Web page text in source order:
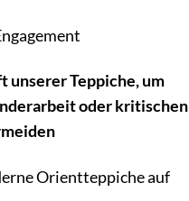
unserer Teppiche, um
oder kritischen
Orientteppiche auf